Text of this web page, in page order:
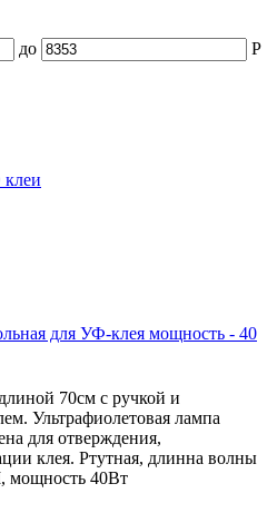
до
P
70см с ручкой и
Ультрафиолетовая лампа
для отверждения,
клея. Ртутная, длинна волны
мощность 40Вт